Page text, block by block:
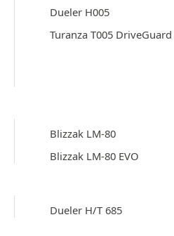
Dueler H005
Turanza T005 DriveGuard
Blizzak LM-80
Blizzak LM-80 EVO
Dueler H/T 685